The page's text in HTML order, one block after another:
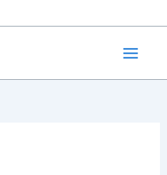
Main